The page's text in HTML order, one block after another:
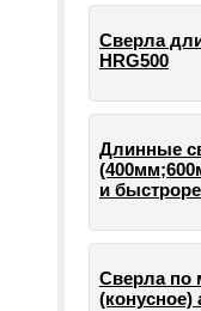
Сверла
HRG500
Длинные
и
Сверла по
(конусное)